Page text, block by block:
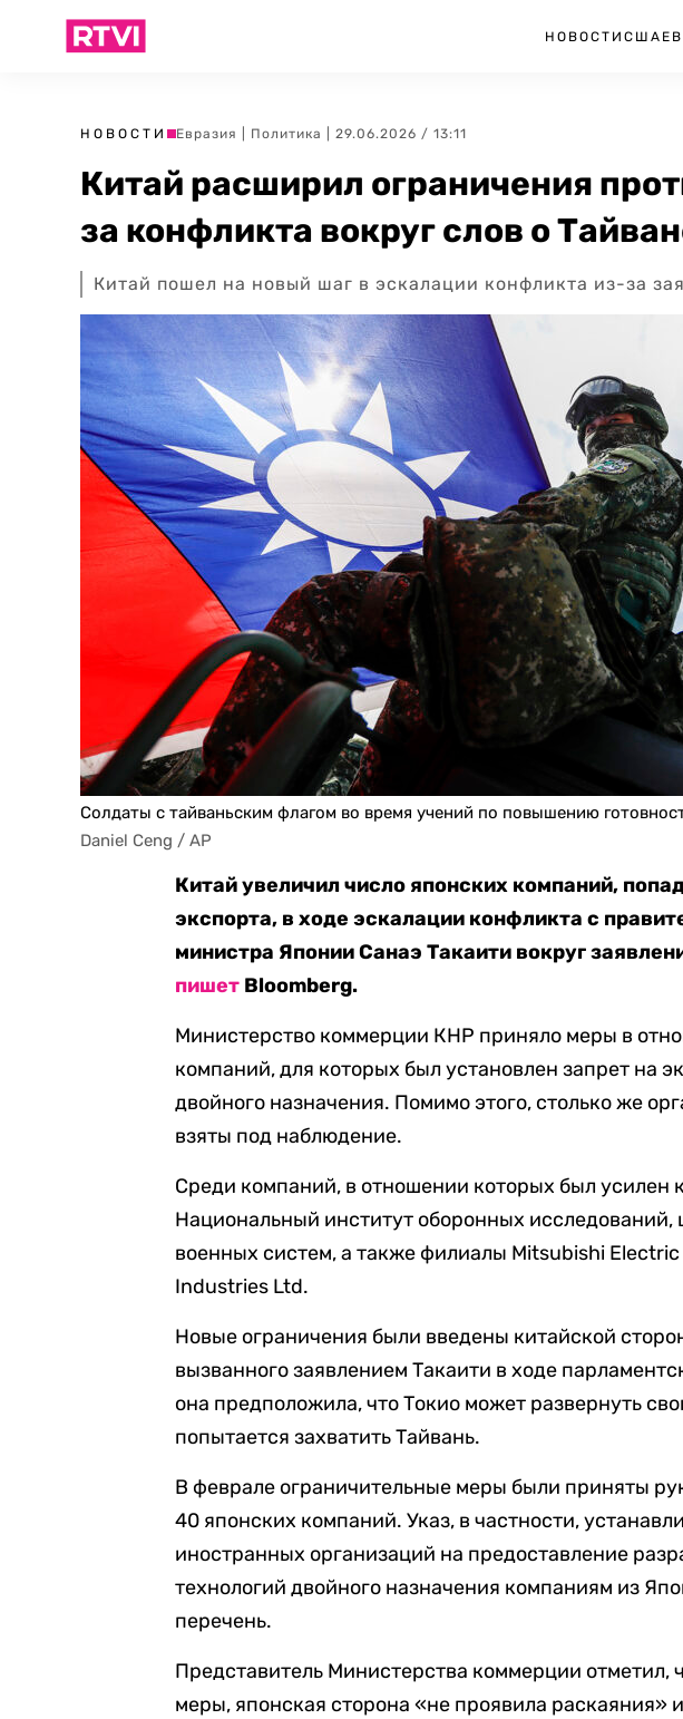
НОВОСТИ США
НОВОСТИ Евразия Политика | 29.06.2026 / 13:11
Китай расширил ограничения
за конфликта вокруг слов о
Китай пошел на новый шаг в эскалации конфликта из-за
Солдаты с тайваньским флагом во время учений по повышению
Daniel Ceng / AP
Китай увеличил число японских компаний,
экспорта, в ходе эскалации конфликта с
министра Японии Санаэ Такаити вокруг
пишет Bloomberg.
Министерство коммерции КНР приняло меры в
компаний, для которых был установлен запрет на
двойного назначения. Помимо этого, столько же
взяты под наблюдение.
Среди компаний, в отношении которых был усилен
Национальный институт оборонных исследований,
военных систем, а также филиалы Mitsubishi
Industries Ltd.
Новые ограничения были введены китайской
вызванного заявлением Такаити в ходе
она предположила, что Токио может развернуть
попытается захватить Тайвань.
В феврале ограничительные меры были приняты
40 японских компаний. Указ, в частности,
иностранных организаций на предоставление
технологий двойного назначения компаниям из
перечень.
Представитель Министерства коммерции отметил,
меры, японская сторона «не проявила раскаяния»